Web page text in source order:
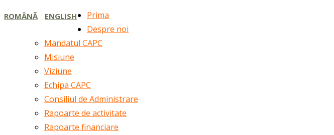
ROMÂNĂ ENGLISH
Prima
Despre noi
Mandatul CAPC
Misiune
Viziune
Echipa CAPC
Consiliul de Administrare
Rapoarte de activitate
Rapoarte financiare